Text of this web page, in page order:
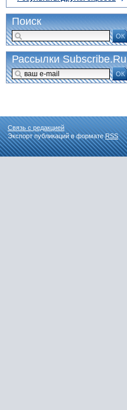
Поиск
ОК
Рассылки Subscribe.Ru
ОК
Связь с редакцией
Экспорт публикаций в форматеRSS